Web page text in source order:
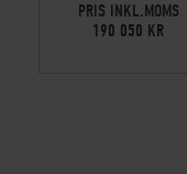
PRIS INKL.MOMS
190 050 KR